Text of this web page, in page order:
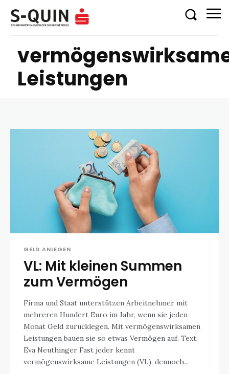
Leistungen
GELD ANLEGEN
VL: Mit kleinen Summen
zum Vermögen
Firma und Staat unterstützen Arbeitnehmer mit
mehreren Hundert Euro im Jahr, wenn sie jeden
Monat Geld zurücklegen. Mit vermögenswirksamen
Leistungen bauen sie so etwas Vermögen auf. Text:
Eva Neuthinger Fast jeder kennt
vermögenswirksame Leistungen (VL), dennoch...